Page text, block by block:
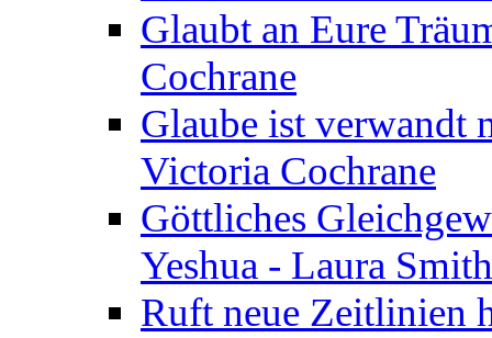
Glaubt an Eure
Cochrane
Glaube ist verwandt
Victoria Cochrane
Göttliches
Yeshua - Laura
Ruft neue Zeitlinien